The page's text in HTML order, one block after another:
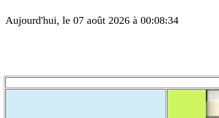
Aujourd'hui, le 07 août 2026 à 00:08:34